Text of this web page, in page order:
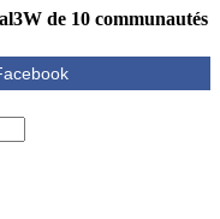
de 10 communautés